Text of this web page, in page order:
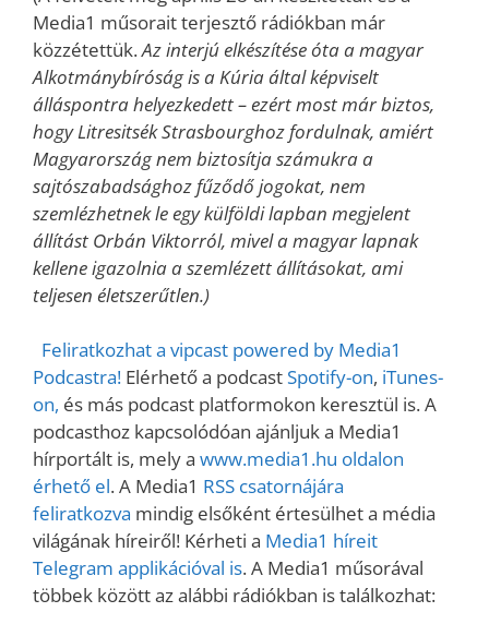
Media1 műsorait terjesztő rádiókban már
közzétettük.Az interjú elkészítése óta a magyar
Alkotmánybíróság is a Kúria által képviselt
álláspontra helyezkedett – ezért most már biztos,
hogy Litresitsék Strasbourghoz fordulnak, amiért
Magyarország nem biztosítja számukra a
sajtószabadsághoz fűződő jogokat, nem
szemlézhetnek le egy külföldi lapban megjelent
állítást Orbán Viktorról, mivel a magyar lapnak
kellene igazolnia a szemlézett állításokat, ami
teljesen életszerűtlen.)
Feliratkozhat a vipcast powered by Media1
Podcastra! Elérhető a podcastSpotify-on, iTunes-
on, és más podcast platformokon keresztül is. A
podcasthoz kapcsolódóan ajánljuk a Media1
hírportált is, mely a www.media1.hu oldalon
érhető el. A Media1 RSS csatornájára
feliratkozva mindig elsőként értesülhet a média
világának híreiről! Kérheti a Media1 híreit
Telegram applikációval is. A Media1 műsorával
többek között az alábbi rádiókban is találkozhat: